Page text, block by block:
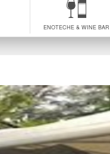
ENOTECHE & WINE BAR